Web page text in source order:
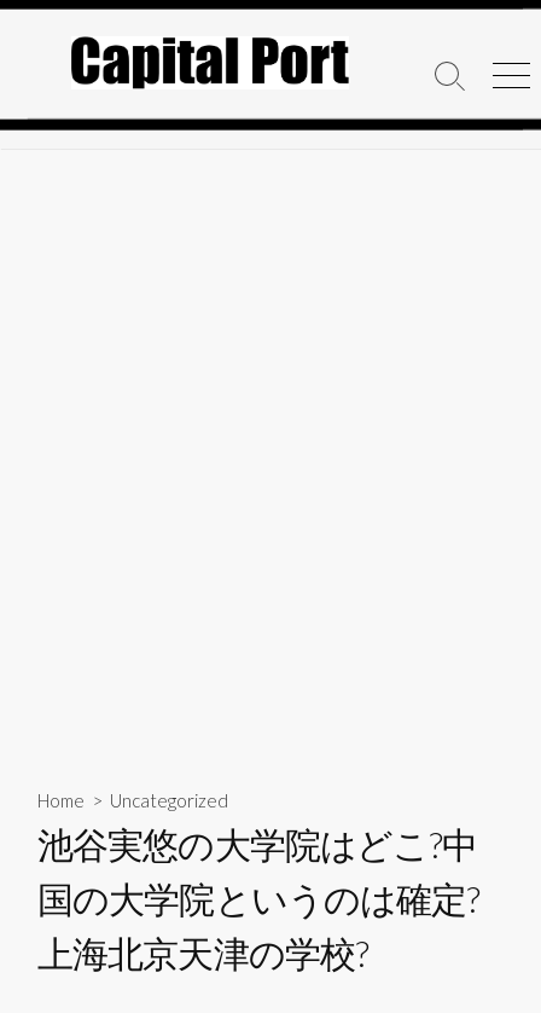
コ
ツ
検
ト
メ
ュ
Home > Uncategorized
池谷実悠の大学院はどこ?中
国の大学院というのは確定?
上海北京天津の学校?